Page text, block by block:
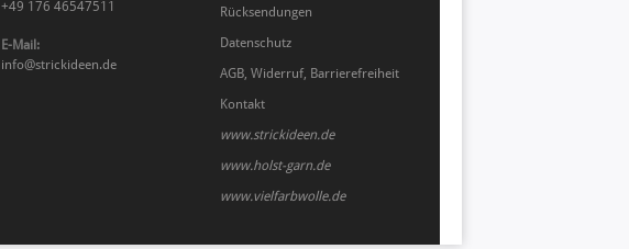
+49 176 46547511
E-Mail:
info@strickideen.de
Rücksendungen
Datenschutz
AGB, Widerruf, Barrierefreiheit
Kontakt
www.strickideen.de
www.holst-garn.de
www.vielfarbwolle.de